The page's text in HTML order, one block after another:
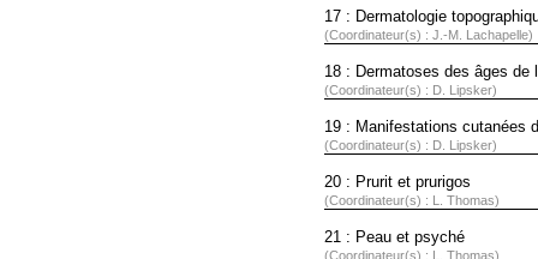
17 : Dermatologie
(Coordinateur(s) : J.-M. Lachapelle)
18 : Dermatoses des âges de
(Coordinateur(s) : D. Lipsker)
19 : Manifestations cutanées
(Coordinateur(s) : D. Lipsker)
20 : Prurit et prurigos
(Coordinateur(s) : L. Thomas)
21 : Peau et psyché
(Coordinateur(s) : L. Thomas)